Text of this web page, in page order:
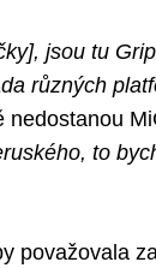
jsou tu
různých
nedostanou
to
považovala